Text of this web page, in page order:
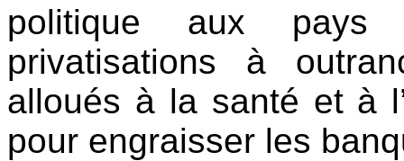
politique aux pays
privatisations à
alloués à la santé et à
pour engraisser les